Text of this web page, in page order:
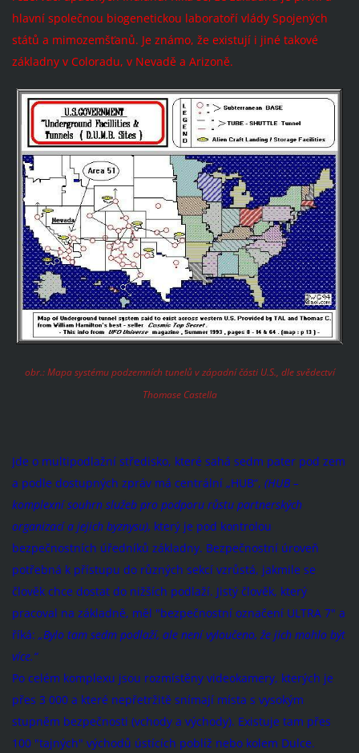
hlavní společnou biogenetickou laboratoří vlády Spojených
států a mimozemšťanů. Je známo, že existují i jiné takové
základny v Coloradu, v Nevadě a Arizoně.
obr.: Mapa systému podzemních tunelů v západní části U.S., dle svědectví
Thomase Castella
Jde o multipodlažní středisko, které sahá sedm pater pod zem
a podle dostupných zpráv má centrální „HUB“, (HUB –
komplexní souhrn služeb pro podporu růstu partnerských
organizací a jejich byznysu), který je pod kontrolou
bezpečnostních úředníků základny. Bezpečnostní úroveň
potřebná k přístupu do různých sekcí vzrůstá, jakmile se
člověk chce dostat do nižších podlaží. Jistý člověk, který
pracoval na základně, měl "bezpečnostní označení ULTRA 7" a
říká: „Bylo tam sedm podlaží, ale není vyloučeno, že jich mohlo být
více.“
Po celém komplexu jsou rozmístěny videokamery, kterých je
přes 3 000 a které nepřetržitě snímají místa s vysokým
stupněm bezpečnosti (vchody a východy). Existuje tam přes
100 "tajných" východů ústících poblíž nebo kolem Dulce.